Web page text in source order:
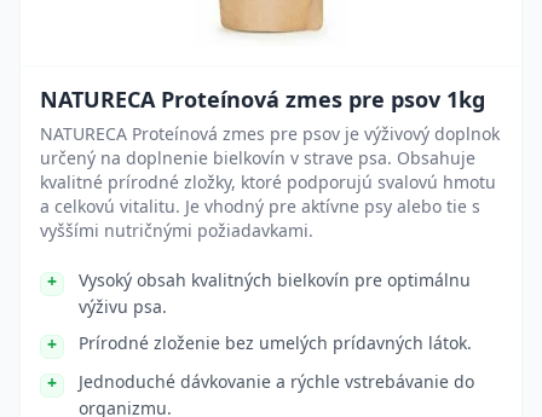
NATURECA Proteínová zmes pre psov 1kg
NATURECA Proteínová zmes pre psov je výživový doplnok
určený na doplnenie bielkovín v strave psa. Obsahuje
kvalitné prírodné zložky, ktoré podporujú svalovú hmotu
a celkovú vitalitu. Je vhodný pre aktívne psy alebo tie s
vyššími nutričnými požiadavkami.
Vysoký obsah kvalitných bielkovín pre optimálnu
výživu psa.
Prírodné zloženie bez umelých prídavných látok.
Jednoduché dávkovanie a rýchle vstrebávanie do
organizmu.